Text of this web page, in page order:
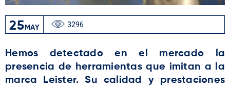
25 MAY 3296
Hemos detectado en el mercado la
presencia de herramientas que imitan a la
marca Leister. Su calidad y prestaciones